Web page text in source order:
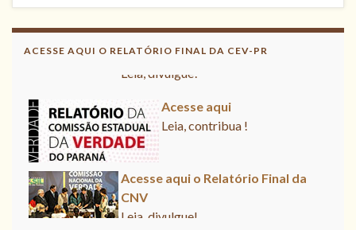
ACESSE AQUI O RELATÓRIO FINAL DA CEV-PR
Acesse aqui o Relatório Final da
CNV
Acesse aqui
Leia, contribua !
Acesse aqui o Relatório Final da
CNV
Leia, divulgue!